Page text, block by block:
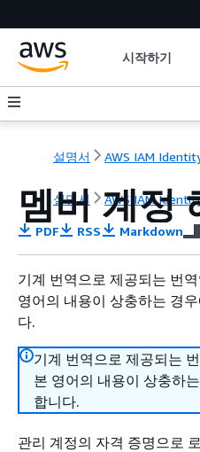
시작하기
설명서 AWS IAM
설명서 AWS IAM
멤버 계정
PDF RSS Markdown
기계 번역으로 제공되는 번
영어의 내용이 상충하는 경
다.
기계 번역으로 제공되는
본 영어의 내용이 상충하
합니다.
관리 계정의 자격 증명으로